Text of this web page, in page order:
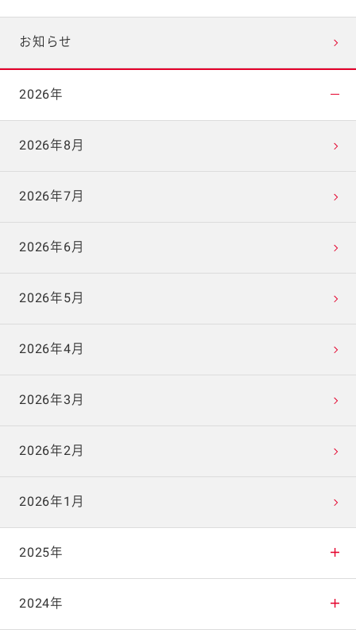
お知らせ
2026年
2026年8月
2026年7月
2026年6月
2026年5月
2026年4月
2026年3月
2026年2月
2026年1月
2025年
2025年12月
2024年